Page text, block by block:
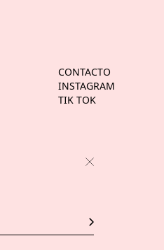
CONTACTO
INSTAGRAM
TIK TOK